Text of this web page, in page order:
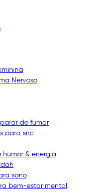
Nervoso
de fumar
para snc
humor & energia
sono
bem-estar mental